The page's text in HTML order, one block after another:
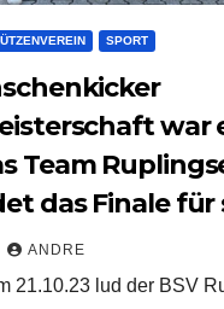
SPORT
war
Team
das Finale für
ANDRE
21.10.23 lud der BSV